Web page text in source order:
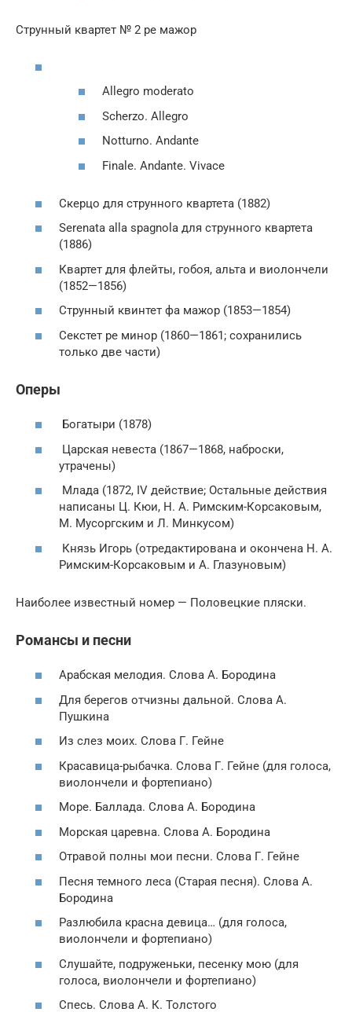
Струнный квартет № 2 ре мажор
Allegro moderato
Scherzo. Allegro
Notturno. Andante
Finale. Andante. Vivace
Скерцо для струнного квартета (1882)
Serenata alla spagnola для струнного квартета
(1886)
Квартет для флейты, гобоя, альта и виолончели
(1852—1856)
Струнный квинтет фа мажор (1853—1854)
Секстет ре минор (1860—1861; сохранились
только две части)
Оперы
Богатыри (1878)
Царская невеста (1867—1868, наброски,
утрачены)
Млада (1872, IV действие; Остальные действия
написаны Ц. Кюи, Н. А. Римским-Корсаковым,
М. Мусоргским и Л. Минкусом)
Князь Игорь (отредактирована и окончена Н. А.
Римским-Корсаковым и А. Глазуновым)
Наиболее известный номер — Половецкие пляски.
Романсы и песни
Арабская мелодия. Слова А. Бородина
Для берегов отчизны дальной. Слова А.
Пушкина
Из слез моих. Слова Г. Гейне
Красавица-рыбачка. Слова Г. Гейне (для голоса,
виолончели и фортепиано)
Море. Баллада. Слова А. Бородина
Морская царевна. Слова А. Бородина
Отравой полны мои песни. Слова Г. Гейне
Песня темного леса (Старая песня). Слова А.
Бородина
Разлюбила красна девица… (для голоса,
виолончели и фортепиано)
Слушайте, подруженьки, песенку мою (для
голоса, виолончели и фортепиано)
Спесь. Слова А. К. Толстого